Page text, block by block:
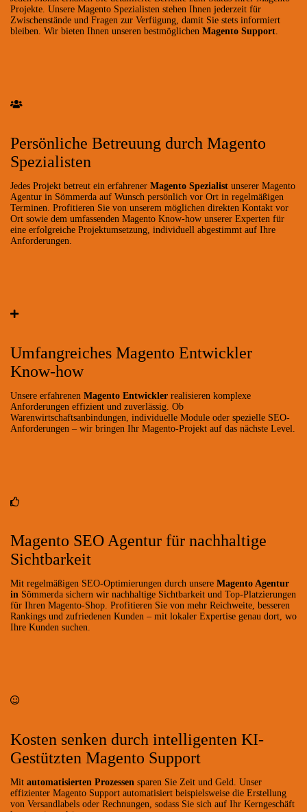
Projekte. Unsere Magento Spezialisten stehen Ihnen jederzeit für
Zwischenstände und Fragen zur Verfügung, damit Sie stets informiert
bleiben. Wir bieten Ihnen unseren bestmöglichen Magento Support
Persönliche Betreuung durch Magento
Spezialisten
Jedes Projekt betreut ein erfahrener Magento Spezialist unserer Magento
Agentur in Sömmerda auf Wunsch persönlich vor Ort in regelmäßigen
Terminen. Profitieren Sie von unserem möglichen direkten Kontakt vor
Ort sowie dem umfassenden Magento Know-how unserer Experten für
eine erfolgreiche Projektumsetzung, individuell abgestimmt auf Ihre
Anforderungen.
Umfangreiches Magento Entwickler
Know-how
Unsere erfahrenen Magento Entwickler realisieren komplexe
Anforderungen effizient und zuverlässig. Ob
Warenwirtschaftsanbindungen, individuelle Module oder spezielle SEO-
Anforderungen – wir bringen Ihr Magento-Projekt auf das nächste Level.
Magento SEO Agentur für nachhaltige
Sichtbarkeit
Mit regelmäßigen SEO-Optimierungen durch unsere Magento Agentur
in Sömmerda sichern wir nachhaltige Sichtbarkeit und Top-Platzierungen
für Ihren Magento-Shop. Profitieren Sie von mehr Reichweite, besseren
Rankings und zufriedenen Kunden – mit lokaler Expertise genau dort, wo
Ihre Kunden suchen.
Kosten senken durch intelligenten KI-
Gestützten Magento Support
Mit automatisierten Prozessen sparen Sie Zeit und Geld. Unser
effizienter Magento Support automatisiert beispielsweise die Erstellung
von Versandlabels oder Rechnungen, sodass Sie sich auf Ihr Kerngeschäft